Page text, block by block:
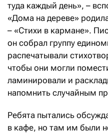
туда каждый день», –
«Дома на дереве»
– «Стихи в кармане».
он собрал группу
распечатывали
чтобы они могли
ламинировали и
напомнить случайным
Ребята пытались
в кафе, но там им были